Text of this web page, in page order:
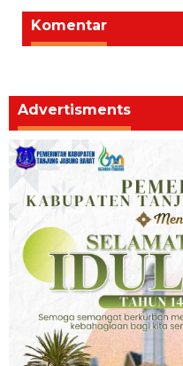
Komentar
Advertisments